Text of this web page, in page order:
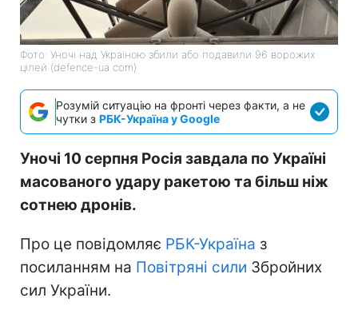
Фото: Уночі над Україною збили або подавили 96 ворожих
цілей (defence-ua com)
Розумій ситуацію на фронті через факти, а не
чутки з РБК-Україна у Google
Уночі 10 серпня Росія завдала по Україні
масованого удару ракетою та більш ніж
сотнею дронів.
Про це повідомляє РБК-Україна з
посиланням на Повітряні сили Збройних
сил України.